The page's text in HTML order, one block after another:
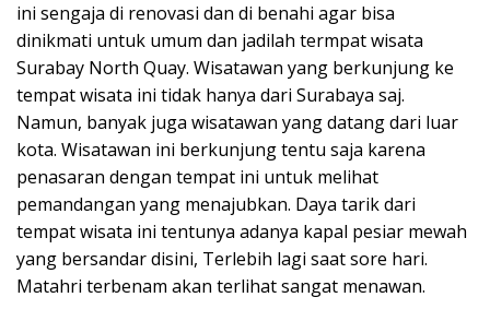
ini sengaja di renovasi dan di benahi agar bisa
dinikmati untuk umum dan jadilah termpat wisata
Surabay North Quay. Wisatawan yang berkunjung ke
tempat wisata ini tidak hanya dari Surabaya saj.
Namun, banyak juga wisatawan yang datang dari luar
kota. Wisatawan ini berkunjung tentu saja karena
penasaran dengan tempat ini untuk melihat
pemandangan yang menajubkan. Daya tarik dari
tempat wisata ini tentunya adanya kapal pesiar mewah
yang bersandar disini, Terlebih lagi saat sore hari.
Matahri terbenam akan terlihat sangat menawan.